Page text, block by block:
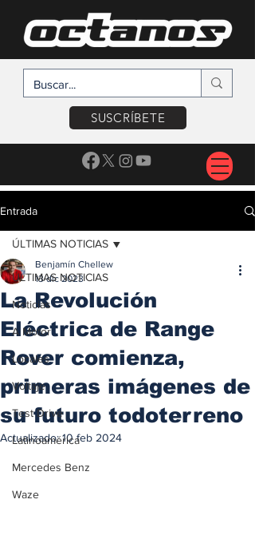
SUSCRÍBETE
Entrada
ÚLTIMAS NOTICIAS
Noticias
A Motor
Locales
Voltaje
Test Drive
Latinoamérica
Mercedes Benz
Waze
ÚLTIMAS NOTICIAS
La Revolución
Eléctrica de Range
Rover comienza,
primeras imágenes de
su futuro todoterreno
Benjamín Chellew
13 dic 2023
Actualizado:10 feb 2024